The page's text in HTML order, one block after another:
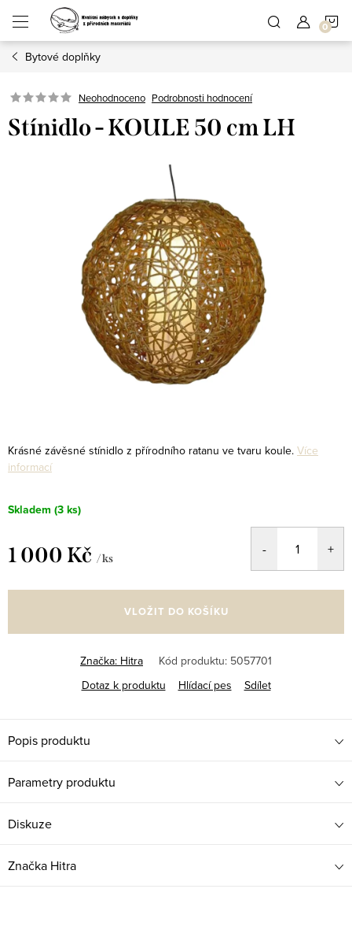
obsah
Bytové doplňky
Neohodnoceno Podrobnosti hodnocení
Stínidlo - KOULE 50 cm LH
Krásné závěsné stínidlo z přírodního ratanu ve tvaru koule. Více
informací
Skladem (3 ks)
1 000 Kč / ks
cena:
VLOŽIT DO KOŠÍKU
Značka: Hitra Kód produktu: 5057701
Dotaz k produktu
Hlídací pes Sdílet
Popis produktu
Parametry produktu
Diskuze
Značka Hitra